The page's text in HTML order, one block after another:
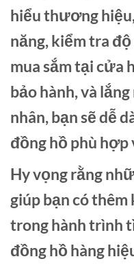
hiểu thương
năng, kiểm tra
mua sắm tại cửa
bảo hành, và
nhân, bạn sẽ dễ
đồng hồ phù hợp
Hy vọng rằng
giúp bạn có
trong hành trình
đồng hồ hàng